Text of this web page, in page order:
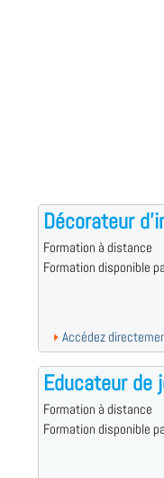
Décorateur
Formation à distance
Formation disponible
Accédez
Educateur de
Formation à distance
Formation disponible